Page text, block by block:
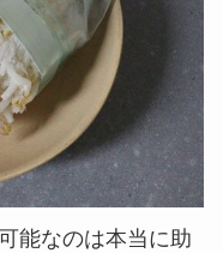
能なのは本当に助